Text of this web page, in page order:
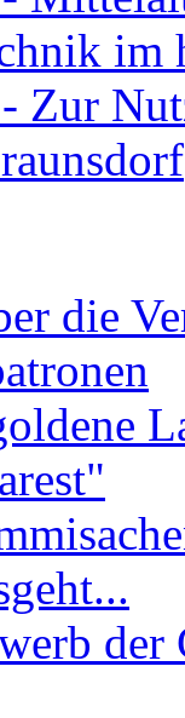
im
Zur
die
der